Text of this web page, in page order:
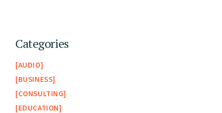
Categories
AUDIO
BUSINESS
CONSULTING
EDUCATION